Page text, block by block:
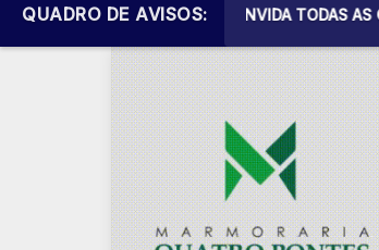
QUADRO DE AVISOS:
DE SAÚDE CONVIDA TODAS AS